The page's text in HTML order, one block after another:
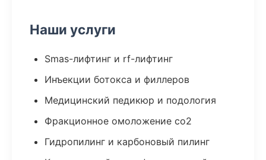
Наши услуги
Smas-лифтинг и rf-лифтинг
Инъекции ботокса и филлеров
Медицинский педикюр и подология
Фракционное омоложение co2
Гидропилинг и карбоновый пилинг